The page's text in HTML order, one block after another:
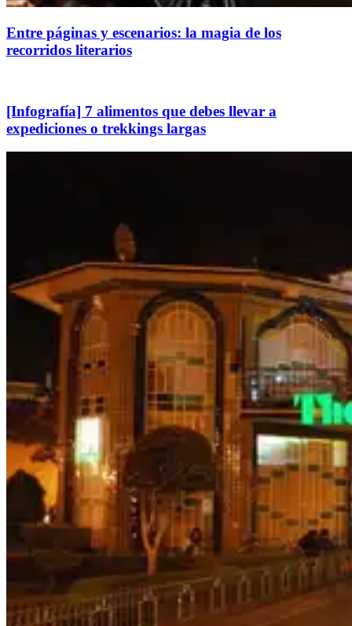
Entre páginas y escenarios: la magia de los
recorridos literarios
[Infografía] 7 alimentos que debes llevar a
expediciones o trekkings largas